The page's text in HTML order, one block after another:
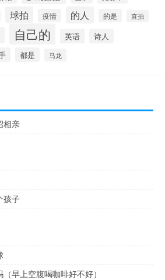
球拍 疫情 的人 的是 直拍
自己的 英语 诗人
都是 马龙
相亲
孩子
早上空腹喝咖啡好不好）